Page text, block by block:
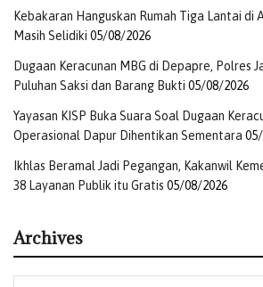
Kebakaran Hanguskan Rumah Tiga Lantai di
Masih Selidiki 05/08/2026
Dugaan Keracunan MBG di Depapre, Polres
Puluhan Saksi dan Barang Bukti 05/08/2026
Yayasan KISP Buka Suara Soal Dugaan
Operasional Dapur Dihentikan Sementara
Ikhlas Beramal Jadi Pegangan, Kakanwil
38 Layanan Publik itu Gratis 05/08/2026
Archives